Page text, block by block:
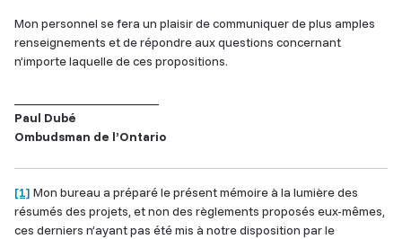
Mon personnel se fera un plaisir de communiquer de plus amples
renseignements et de répondre aux questions concernant
n’importe laquelle de ces propositions.
Paul Dubé
Ombudsman de l’Ontario
[1] Mon bureau a préparé le présent mémoire à la lumière des
résumés des projets, et non des règlements proposés eux-mêmes,
ces derniers n’ayant pas été mis à notre disposition par le